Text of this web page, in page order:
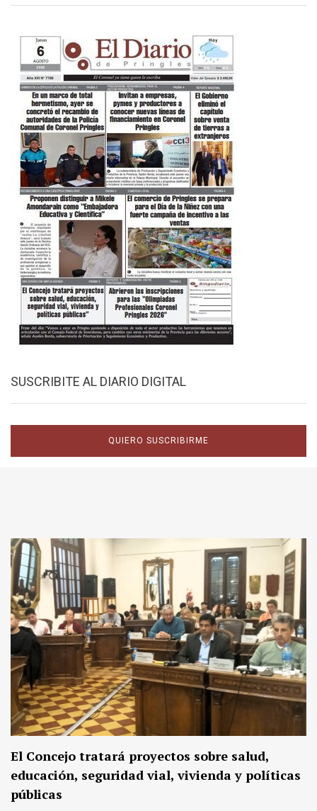
SUSCRIBITE AL DIARIO DIGITAL
QUIERO SUSCRIBIRME
El Concejo tratará proyectos sobre salud,
educación, seguridad vial, vivienda y políticas
públicas